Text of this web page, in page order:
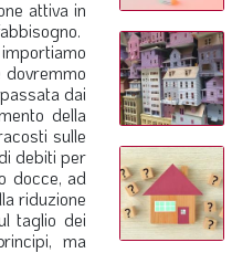
attiva in
dai
della
sulle
debiti per
docce, ad
riduzione
taglio dei
ma